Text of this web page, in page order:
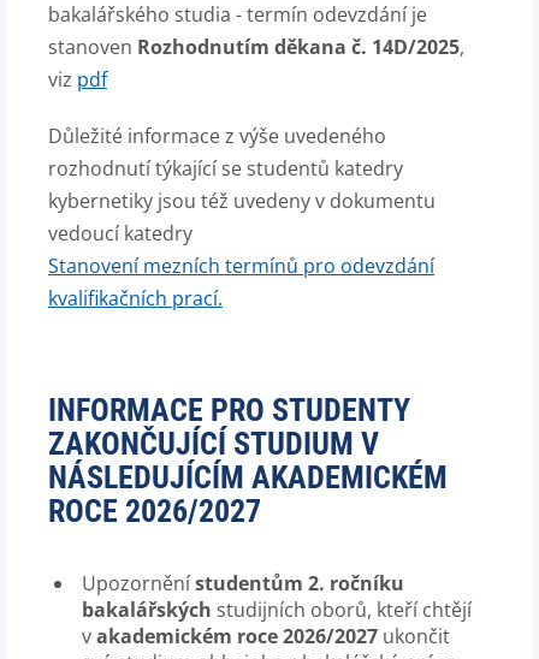
bakalářského studia - termín odevzdání je
stanoven Rozhodnutím děkana č. 14D/2025,
viz pdf
Důležité informace z výše uvedeného
rozhodnutí týkající se studentů katedry
kybernetiky jsou též uvedeny v dokumentu
vedoucí katedry
Stanovení mezních termínů pro odevzdání
kvalifikačních prací.
INFORMACE PRO STUDENTY
ZAKONČUJÍCÍ STUDIUM V
NÁSLEDUJÍCÍM AKADEMICKÉM
ROCE 2026/2027
Upozorněnístudentům 2. ročníku
bakalářských studijních oborů, kteří chtějí
vakademickém roce 2026/2027 ukončit